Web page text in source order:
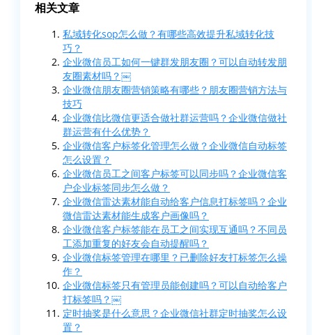
相关文章
私域转化sop怎么做？有哪些高效提升私域转化技
巧？
企业微信员工如何一键群发朋友圈？可以自动转发朋
友圈素材吗？￼
企业微信朋友圈营销策略有哪些？朋友圈营销方法与
技巧
企业微信比微信更适合做社群运营吗？企业微信做社
群运营有什么优势？
企业微信客户标签化管理怎么做？企业微信自动标签
怎么设置？
企业微信员工之间客户标签可以同步吗？企业微信客
户企业标签同步怎么做？
企业微信雷达素材能自动给客户信息打标签吗？企业
微信雷达素材能生成客户画像吗？
企业微信客户标签能在员工之间实现互通吗？不同员
工添加重复的好友会自动提醒吗？
企业微信标签管理在哪里？已删除好友打标签怎么操
作？
企业微信标签只有管理员能创建吗？可以自动给客户
打标签吗？￼
定时抽奖是什么意思？企业微信社群定时抽奖怎么设
置？